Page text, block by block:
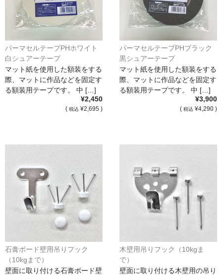
パーマセルテープPHホワイト
白シュアーテープ
マット紙を使用した額装をする
際、マットに作品などを固定す
る額装用テープです。 中 […]
¥2,450
( 税込 ¥2,695 )
パーマセルテープPHブラック
黒シュアーテープ
マット紙を使用した額装をする
際、マットに作品などを固定す
る額装用テープです。 中 […]
¥3,900
( 税込 ¥4,290 )
石膏ボード壁用吊りフック
（10kgまで）
壁面に取り付ける石膏ボード壁
木壁用吊りフック（10kgま
で）
壁面に取り付ける木壁用の吊り